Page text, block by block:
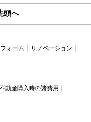
頭へ
フォーム
リノベーション
不動産購入時の諸費用